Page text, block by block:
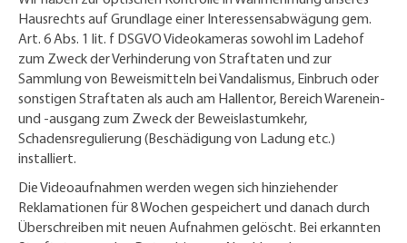
Hausrechts auf Grundlage einer Interessensabwägung gem.
Art. 6 Abs. 1 lit. f DSGVO Videokameras sowohl im Ladehof
zum Zweck der Verhinderung von Straftaten und zur
Sammlung von Beweismitteln bei Vandalismus, Einbruch oder
sonstigen Straftaten als auch am Hallentor, Bereich Warenein-
und -ausgang zum Zweck der Beweislastumkehr,
Schadensregulierung (Beschädigung von Ladung etc.)
installiert.
Die Videoaufnahmen werden wegen sich hinziehender
Reklamationen für 8 Wochen gespeichert und danach durch
Überschreiben mit neuen Aufnahmen gelöscht. Bei erkannten